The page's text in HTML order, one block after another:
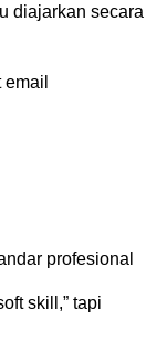
diajarkan secara
profesional
skill,” tapi